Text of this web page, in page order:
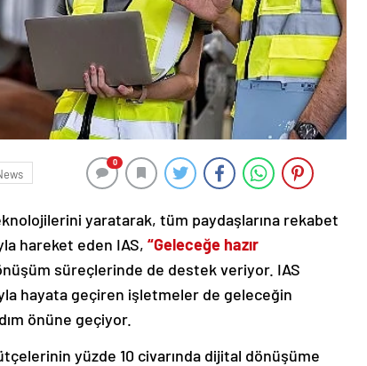
0
yaratarak, tüm paydaşlarına rekabet
hareket eden IAS, “Geleceğe hazır
süreçlerinde de destek veriyor. IAS
hayata geçiren işletmeler de geleceğin
önüne geçiyor.
yüzde 10 civarında dijital dönüşüme